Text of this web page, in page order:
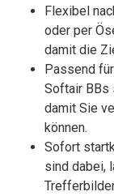
Flexibel
oder per
damit die
Passend
Softair BBs
damit Sie
können.
Sofort
sind dabei,